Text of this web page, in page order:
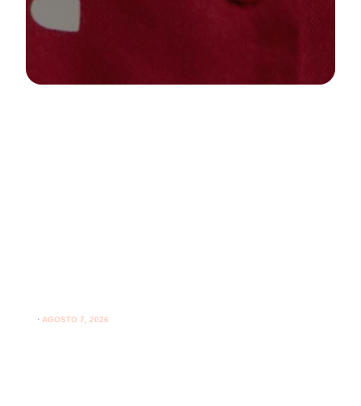
⋅ AGOSTO 7, 2026